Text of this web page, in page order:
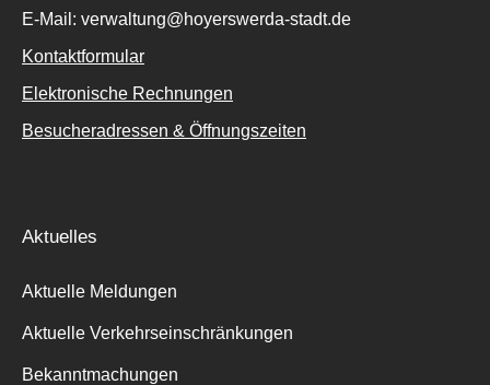
E-Mail: verwaltung@hoyerswerda-stadt.de
Kontaktformular
Elektronische Rechnungen
Besucheradressen & Öffnungszeiten
Aktuelles
Aktuelle Meldungen
Aktuelle Verkehrseinschränkungen
Bekanntmachungen